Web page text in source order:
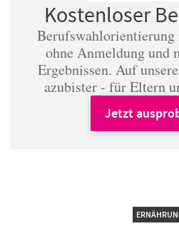
Kostenloser
ohne Anmeldung
Ergebnissen. Auf
azubister - für Eltern
Jetzt